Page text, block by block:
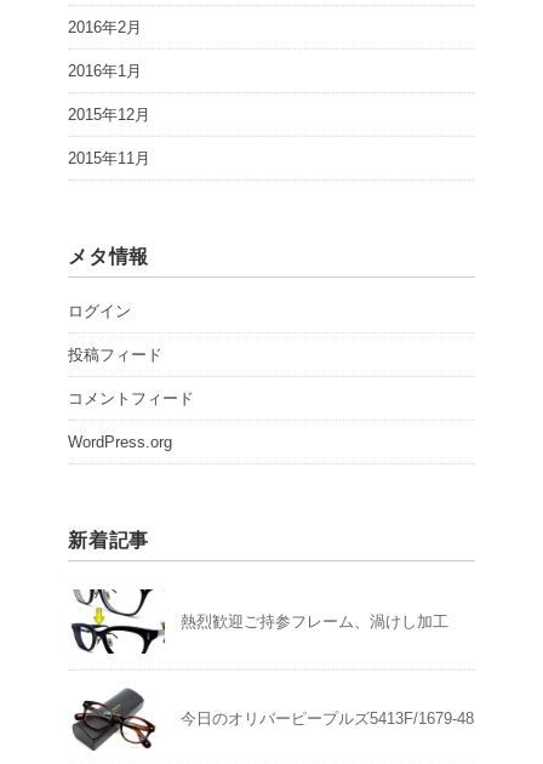
2016年2月
2016年1月
2015年12月
2015年11月
メタ情報
ログイン
投稿フィード
コメントフィード
WordPress.org
新着記事
熱烈歓迎ご持参フレーム、渦けし加工
今日のオリバーピープルズ5413F/1679-48